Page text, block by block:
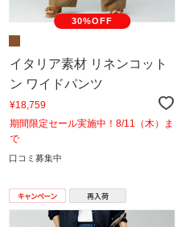
30%OFF
イタリア素材 リネンコット
ン ワイドパンツ
¥18,759
期間限定セール実施中！8/11（木）ま
で
口コミ募集中